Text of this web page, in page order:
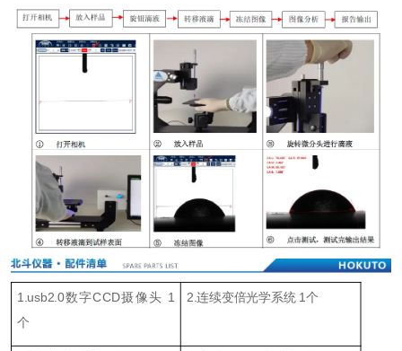
1.usb2.0数字CCD摄像头 1
个
2.连续变倍光学系统 1个